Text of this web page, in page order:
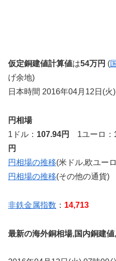
仮定銅建値計算値は54万円 (
げ余地)
日本時間 2016年04月12日(火
円相場
1ドル： 107.94円 1ユーロ：
円
円相場の推移(米ドル,欧ユー
円相場の推移(その他の通貨)
非鉄金属指数 ： 14,713
最新の海外銅相場,国内銅建